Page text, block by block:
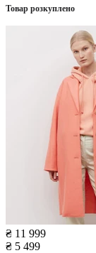
Товар розкуплено
₴ 11 999
₴ 5 499